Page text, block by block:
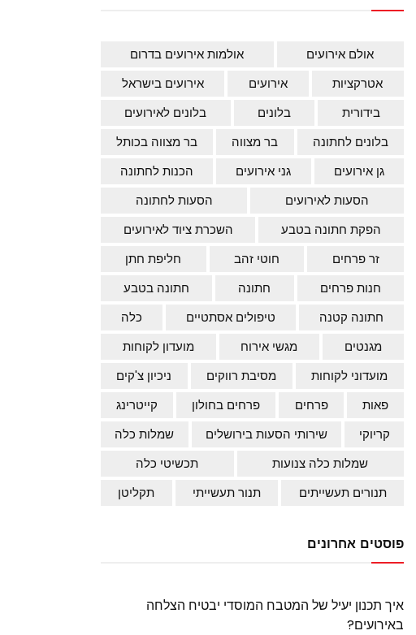
אולם אירועים
אולמות אירועים בדרום
אטרקציות
אירועים
אירועים בישראל
בידורית
בלונים
בלונים לאירועים
בלונים לחתונה
בר מצווה
בר מצווה בכותל
גן אירועים
גני אירועים
הכנות לחתונה
הסעות לאירועים
הסעות לחתונה
הפקת חתונה בטבע
השכרת ציוד לאירועים
זר פרחים
חוטי זהב
חליפת חתן
חנות פרחים
חתונה
חתונה בטבע
חתונה קטנה
טיפולים אסתטיים
כלה
מגנטים
מגשי אירוח
מועדון לקוחות
מועדוני לקוחות
מסיבת רווקים
ניכיון צ'קים
פאות
פרחים פרחים בחולון
קייטרינג
קריוקי
שירותי הסעות בירושלים
שמלות כלה
שמלות כלה צנועות
תכשיטי כלה
תנורים תעשייתים
תנור תעשייתי תקליטן
פוסטים אחרונים
איך תכנון יעיל של המטבח המוסדי יבטיח הצלחה
באירועים?